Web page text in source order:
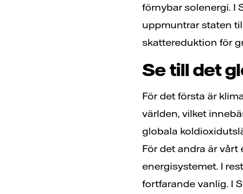
förnybar solenergi. I
uppmuntrar staten
skattereduktion för
Se till det
För det första är
världen, vilket
globala
För det andra är
energisystemet. I
fortfarande vanlig. I